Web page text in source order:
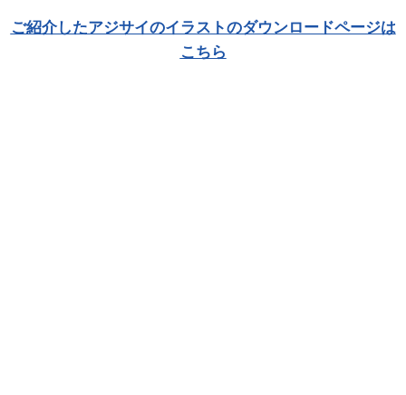
ご紹介したアジサイのイラストのダウンロードページは
こちら